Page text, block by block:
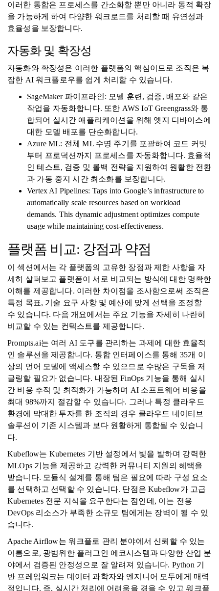
이러한 통합은 프로세스를 간소화할 뿐만 아니라 동적 확장
을 가능하게 하여 다양한 워크로드를 처리할 때 유연성과
효율성을 보장합니다.
자동화 및 확장성
자동화와 확장성은 이러한 플랫폼의 핵심이므로 조직은 복
잡한 AI 워크플로우를 쉽게 처리할 수 있습니다.
SageMaker 파이프라인: 모델 훈련, 검증, 배포와 같은
작업을 자동화합니다. 또한 AWS IoT Greengrass와 통
합되어 실시간 애플리케이션을 위해 엣지 디바이스에
대한 모델 배포를 단순화합니다.
Azure ML: 전체 ML 수명 주기를 포괄하여 코드 커밋
부터 프로덕션까지 프로세스를 자동화합니다. 효율적
인 테스트, 검증 및 롤백 전략을 지원하여 원활한 전환
과 가동 중지 시간 최소화를 보장합니다.
Vertex AI Pipelines: Taps into Google’s infrastructure to
automatically scale resources based on workload
demands. This dynamic adjustment optimizes compute
usage while maintaining cost-effectiveness.
플랫폼 비교: 강점과 약점
이 섹션에서는 각 플랫폼의 고유한 장점과 제한 사항을 자
세히 살펴보고 플랫폼이 서로 비교되는 방식에 대한 명확한
이해를 제공합니다. 이러한 차이점을 조사함으로써 조직은
특정 목표, 기술 요구 사항 및 예산에 맞게 선택을 조정할
수 있습니다. 다음 개요에서는 주요 기능을 자세히 나란히
비교할 수 있는 컨텍스트를 제공합니다.
Prompts.ai는 여러 AI 도구를 관리하는 과제에 대한 효율적
인 솔루션을 제공합니다. 통합 인터페이스를 통해 35개 이
상의 언어 모델에 액세스할 수 있으므로 수많은 구독을 저
글링할 필요가 없습니다. 내장된 FinOps 기능을 통해 실시
간 비용 추적 및 최적화가 가능하며 AI 소프트웨어 비용을
최대 98%까지 절감할 수 있습니다. 그러나 특정 클라우드
환경에 막대한 투자를 한 조직의 경우 클라우드 네이티브
솔루션이 기존 시스템과 보다 원활하게 통합될 수 있습니
다.
Kubeflow는 Kubernetes 기반 설정에서 빛을 발하며 강력한
MLOps 기능을 제공하고 강력한 커뮤니티 지원의 혜택을
받습니다. 모듈식 설계를 통해 팀은 필요에 따라 구성 요소
를 선택하고 선택할 수 있습니다. 단점은 Kubeflow가 고급
Kubernetes 전문 지식을 요구한다는 점인데, 이는 전용
DevOps 리소스가 부족한 소규모 팀에게는 장벽이 될 수 있
습니다.
Apache Airflow는 워크플로 관리 분야에서 신뢰할 수 있는
이름으로, 광범위한 플러그인 에코시스템과 다양한 산업 분
야에서 검증된 안정성으로 잘 알려져 있습니다. Python 기
반 프레임워크는 데이터 과학자와 엔지니어 모두에게 매력
적입니다. 즉, 실시간 처리에 어려움을 겪을 수 있고 워크플